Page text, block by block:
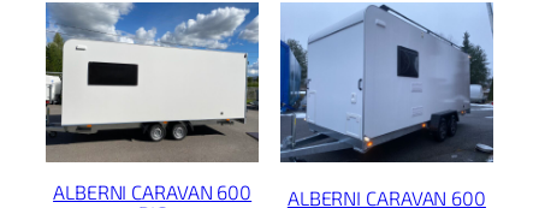
ALBERNI CARAVAN 600
ALBERNI CARAVAN 600